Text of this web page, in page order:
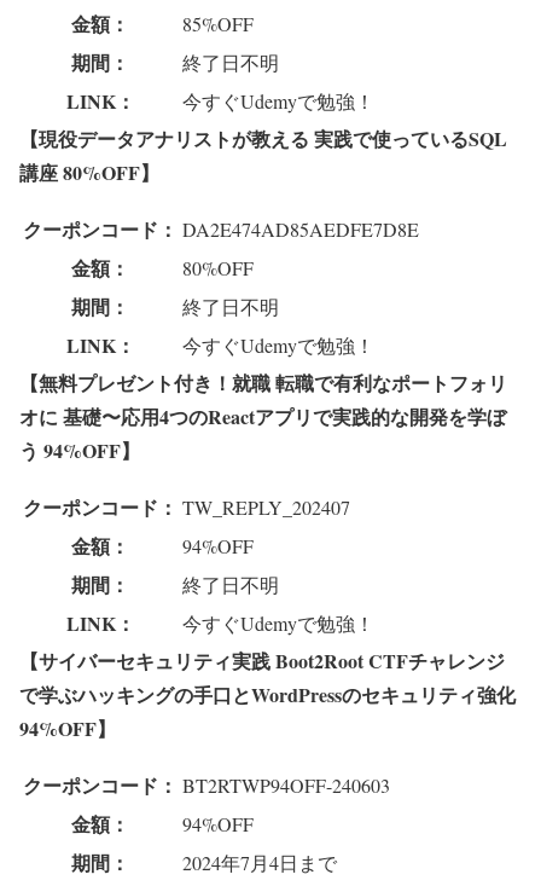
金額： 85%OFF
期間： 終了日不明
LINK： 今すぐUdemyで勉強！
【現役データアナリストが教える 実践で使っているSQL
講座 80%OFF】
クーポンコード： DA2E474AD85AEDFE7D8E
金額： 80%OFF
期間： 終了日不明
LINK： 今すぐUdemyで勉強！
【無料プレゼント付き！就職 転職で有利なポートフォリ
オに 基礎〜応用4つのReactアプリで実践的な開発を学ぼ
う 94%OFF】
クーポンコード： TW_REPLY_202407
金額： 94%OFF
期間： 終了日不明
LINK： 今すぐUdemyで勉強！
【サイバーセキュリティ実践 Boot2Root CTFチャレンジ
で学ぶハッキングの手口とWordPressのセキュリティ強化
94%OFF】
クーポンコード： BT2RTWP94OFF-240603
金額： 94%OFF
期間： 2024年7月4日まで